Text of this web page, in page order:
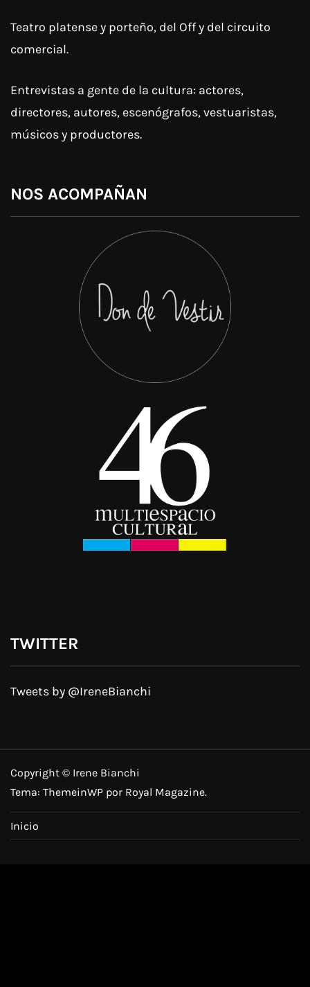
Teatro platense y porteño, del Off y del circuito
comercial.
Entrevistas a gente de la cultura: actores,
directores, autores, escenógrafos, vestuaristas,
músicos y productores.
NOS ACOMPAÑAN
TWITTER
Tweets by @IreneBianchi
Copyright © Irene Bianchi
Tema: ThemeinWP por Royal Magazine.
Inicio